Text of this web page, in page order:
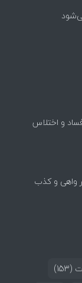
و اختلاس
واهی و کذب
(153)